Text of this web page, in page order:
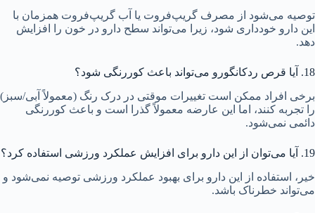
توصیه می‌شود از مصرف گریپ‌فروت یا آب گریپ‌فروت همزمان با
این دارو خودداری شود، زیرا می‌تواند سطح دارو در خون را افزایش
دهد.
18. آیا قرص ردکانگورو می‌تواند باعث کوررنگی شود؟
برخی افراد ممکن است تغییرات موقتی در درک رنگ (معمولاً آبی/سبز)
را تجربه کنند، اما این عارضه معمولاً گذرا است و باعث کوررنگی
دائمی نمی‌شود.
19. آیا می‌توان از این دارو برای افزایش عملکرد ورزشی استفاده کرد؟
خیر، استفاده از این دارو برای بهبود عملکرد ورزشی توصیه نمی‌شود و
می‌تواند خطرناک باشد.